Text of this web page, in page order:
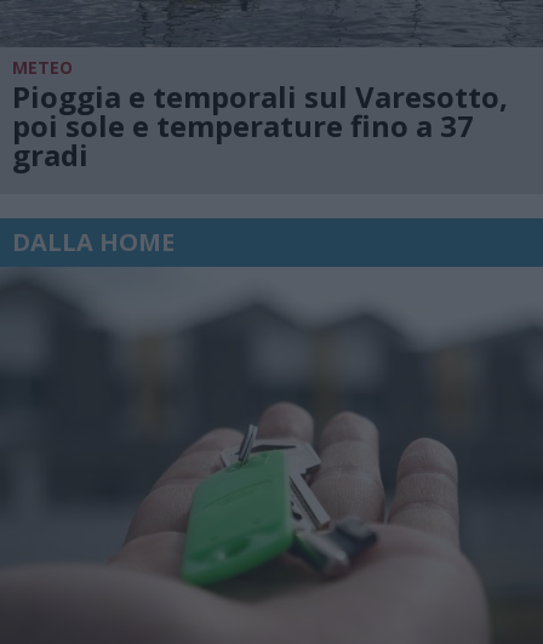
METEO
Pioggia e temporali sul Varesotto,
poi sole e temperature fino a 37
gradi
DALLA HOME